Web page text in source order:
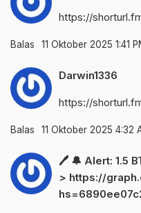
https://
Balas 11 Oktober 2025 1:41
Darwin1336
https://
Balas 11 Oktober 2025 4:32
🖊 🔔 Alert: 1.5
> https://